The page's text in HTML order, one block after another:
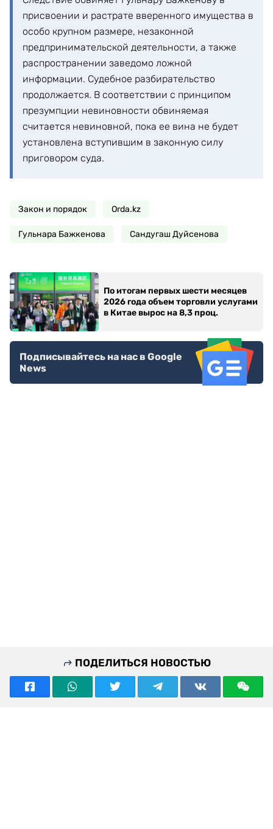
присвоении и растрате вверенного имущества в
особо крупном размере, незаконной
предпринимательской деятельности, а также
распространении заведомо ложной
информации. Судебное разбирательство
продолжается. В соответствии с принципом
презумпции невиновности обвиняемая
считается невиновной, пока ее вина не будет
установлена вступившим в законную силу
приговором суда.
Закон и порядок Orda.kz
Гульнара Бажкенова Сандугаш Дуйсенова
По итогам первых шести месяцев
2026 года объем торговли услугами
в Китае вырос на 8,3 проц.
Подписывайтесь на нас в Google
News
ПОДЕЛИТЬСЯ НОВОСТЬЮ